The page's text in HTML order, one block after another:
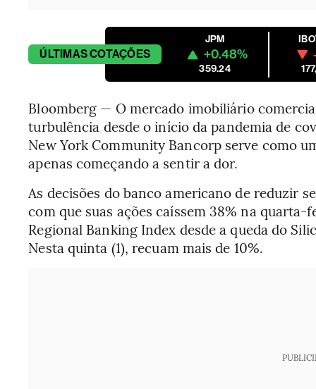
ÚLTIMASCOTAÇÕES
JPM
+0.48%
359.24
Bloomberg — O mercado imobiliário
turbulência desde o início da pandemia de
New York Community Bancorp serve como
apenas começando a sentir a dor.
As decisões do banco americano de reduzir
com que suas ações caíssem 38% na quarta-
Regional Banking Index desde a queda do
Nesta quinta (1), recuam mais de 10%.